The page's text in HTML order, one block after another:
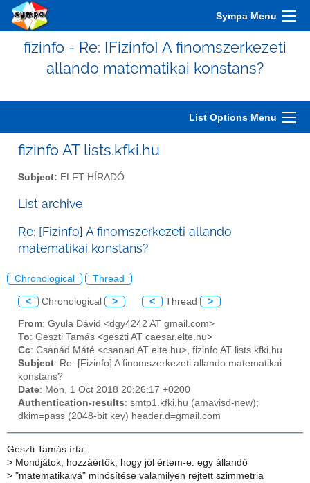
Sympa Menu
fizinfo - Re: [Fizinfo] A finomszerkezeti
allando matematikai konstans?
List Options Menu
fizinfo AT lists.kfki.hu
Subject: ELFT HÍRADÓ
List archive
Re: [Fizinfo] A finomszerkezeti allando
matematikai konstans?
Chronological Thread
< Chronological > < Thread >
From: Gyula Dávid <dgy4242 AT gmail.com>
To: Geszti Tamás <geszti AT caesar.elte.hu>
Cc: Csanád Máté <csanad AT elte.hu>, fizinfo AT lists.kfki.hu
Subject: Re: [Fizinfo] A finomszerkezeti allando matematikai
konstans?
Date: Mon, 1 Oct 2018 20:26:17 +0200
Authentication-results: smtp1.kfki.hu (amavisd-new);
dkim=pass (2048-bit key) header.d=gmail.com
Geszti Tamás írta:
> Mondjátok, hozzáértők, hogy jól értem-e: egy állandó
> "matematikaivá" minősítése valamilyen rejtett szimmetria